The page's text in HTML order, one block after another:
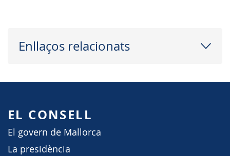
Enllaços relacionats
EL CONSELL
El govern de Mallorca
La presidència